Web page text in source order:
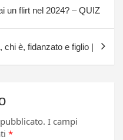
un flirt nel 2024? – QUIZ
chi è, fidanzato e figlio |
I campi
*